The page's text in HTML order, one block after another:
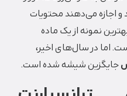
محتویات
از یک ماده
سال‌های اخیر،
شیشه شده است.